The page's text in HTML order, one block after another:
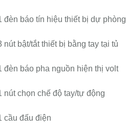
đèn báo tín hiệu thiết bị dự phòng
nút bật/tắt thiết bị bằng tay tại tủ
đèn báo pha nguồn hiện thị volt
nút chọn chế độ tay/tự động
cầu đấu điện